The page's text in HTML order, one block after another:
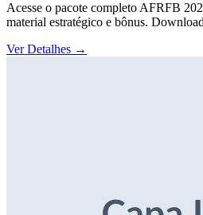
Acesse o pacote completo AFRFB
material estratégico e bônus.
Ver Detalhes →